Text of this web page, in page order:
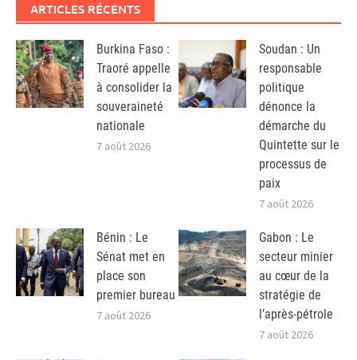
ARTICLES RÉCENTS
Burkina Faso :
Traoré appelle
à consolider la
souveraineté
nationale
7 août 2026
Soudan : Un
responsable
politique
dénonce la
démarche du
Quintette sur le
processus de
paix
7 août 2026
Bénin : Le
Sénat met en
place son
premier bureau
7 août 2026
Gabon : Le
secteur minier
au cœur de la
stratégie de
l’après-pétrole
7 août 2026